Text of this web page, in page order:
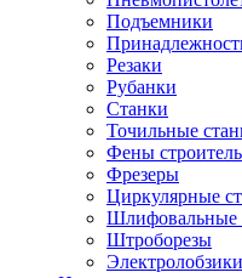
Подъемники
Резаки
Рубанки
Станки
Точильные
Фены
Фрезеры
Циркулярные
Штроборезы
Электролобзики